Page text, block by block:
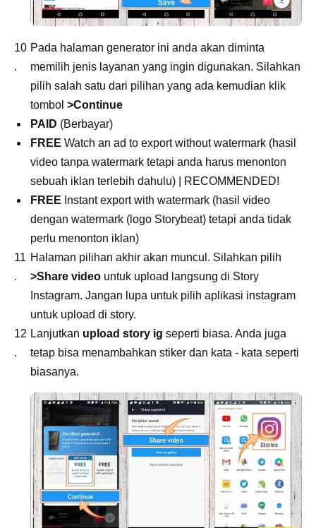
Pada halaman generator ini anda akan diminta
memilih jenis layanan yang ingin digunakan. Silahkan
pilih salah satu dari pilihan yang ada kemudian klik
tombol >Continue
PAID (Berbayar)
FREE Watch an ad to export without watermark (hasil
video tanpa watermark tetapi anda harus menonton
sebuah iklan terlebih dahulu) | RECOMMENDED!
FREE Instant export with watermark (hasil video
dengan watermark (logo Storybeat) tetapi anda tidak
perlu menonton iklan)
Halaman pilihan akhir akan muncul. Silahkan pilih
>Share video untuk upload langsung di Story
Instagram. Jangan lupa untuk pilih aplikasi instagram
untuk upload di story.
Lanjutkan upload story ig seperti biasa. Anda juga
tetap bisa menambahkan stiker dan kata - kata seperti
biasanya.